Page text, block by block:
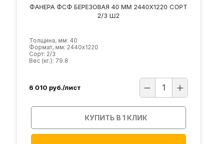
ФАНЕРА ФСФ БЕРЕЗОВАЯ 40 ММ 2440Х1220 СОРТ
2/3 Ш2
Толщина, мм: 40
Формат, мм: 2440х1220
Сорт: 2/3
Вес (кг.): 79.8
6 010 руб./лист
КУПИТЬ В 1 КЛИК